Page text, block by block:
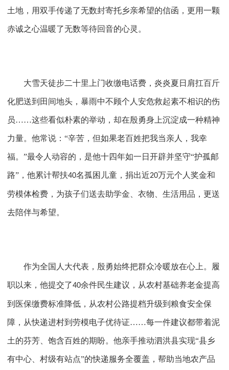
土地，用双手传递了无数封寄托乡亲希望的信函，更用一颗
赤诚之心温暖了无数等待回音的心灵。
大雪天徒步二十里上门收缴电话费，炎炎夏日肩扛百斤
化肥送到田间地头，暴雨中不顾个人安危救起素不相识的伤
员……这些看似朴素的举动，却在殷勇身上沉淀成一种精神
力量。他常说：“辛苦，但如果老百姓把我当亲人，我幸
福。”最令人动容的，是他十四年如一日开辟并坚守“护孤邮
路”，他累计帮扶40名孤困儿童，捐出近20万元个人奖金和
劳模体检费，为孩子们送去助学金、衣物、生活用品，更送
去陪伴与希望。
作为全国人大代表，殷勇始终把群众冷暖放在心上。履
职以来，他提交了40余件民生建议，从农村基础养老金提高
到医保缴费标准降低，从农村公路提档升级到粮食安全保
障，从快递进村到劳模电子优待证……每一件建议都带着泥
土的芬芳、饱含百姓的期盼。他亲手推动泗洪县实现“县乡
有中心、村级有站点”的快递服务全覆盖，帮助当地农产品